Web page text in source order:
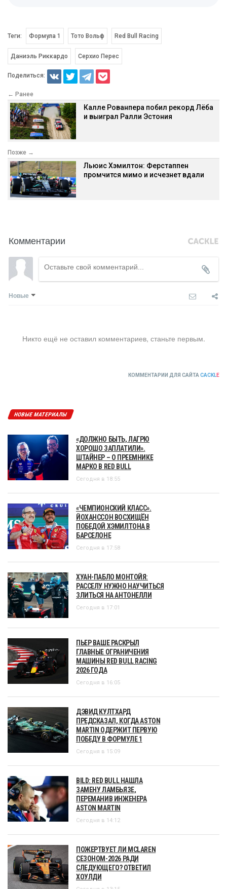
Теги: Формула 1 Тото Вольф Red Bull Racing
Даниэль Риккардо Серхио Перес
Поделиться:
← Ранее
Калле Рованпера побил рекорд Лёба
и выиграл Ралли Эстония
Позже →
Льюис Хэмилтон: Ферстаппен
промчится мимо и исчезнет вдали
Комментарии
Новые
Никто ещё не оставил комментариев, станьте первым.
КОММЕНТАРИИ ДЛЯ САЙТА CACKLE
НОВЫЕ МАТЕРИАЛЫ
«ДОЛЖНО БЫТЬ, ЛАГРЮ
ХОРОШО ЗАПЛАТИЛИ».
ШТАЙНЕР – О ПРЕЕМНИКЕ
МАРКО В RED BULL
Сегодня в 18:55
«ЧЕМПИОНСКИЙ КЛАСС».
ЙОХАНССОН ВОСХИЩЁН
ПОБЕДОЙ ХЭМИЛТОНА В
БАРСЕЛОНЕ
Сегодня в 17:58
ХУАН-ПАБЛО МОНТОЙЯ:
РАССЕЛУ НУЖНО НАУЧИТЬСЯ
ЗЛИТЬСЯ НА АНТОНЕЛЛИ
Сегодня в 17:01
ПЬЕР ВАШЕ РАСКРЫЛ
ГЛАВНЫЕ ОГРАНИЧЕНИЯ
МАШИНЫ RED BULL RACING
2026 ГОДА
Сегодня в 16:05
ДЭВИД КУЛТХАРД
ПРЕДСКАЗАЛ, КОГДА ASTON
MARTIN ОДЕРЖИТ ПЕРВУЮ
ПОБЕДУ В ФОРМУЛЕ 1
Сегодня в 15:09
BILD: RED BULL НАШЛА
ЗАМЕНУ ЛАМБЬЯЗЕ,
ПЕРЕМАНИВ ИНЖЕНЕРА
ASTON MARTIN
Сегодня в 14:12
ПОЖЕРТВУЕТ ЛИ MCLAREN
СЕЗОНОМ-2026 РАДИ
СЛЕДУЮЩЕГО? ОТВЕТИЛ
ХОУЛДИ